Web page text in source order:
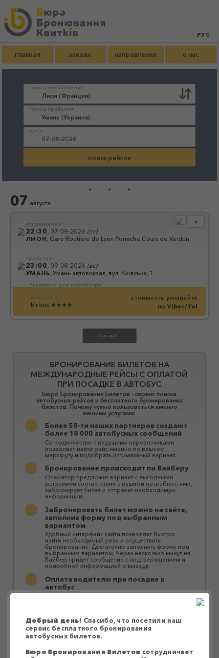
главная заказы направления о нас
город отправления:
город прибытия:
дата:
...
07 августа
▼
*нажмите для просмотра
отправление:
22:30 07-08-2026 (пт)
ЛИОН Gare Routière de Lyon Perrache Cours de Verdun
прибытие:
23:00 09-08-2026 (вс)
УМАНЬ Умань автовокзал, вул. Київська, 1
компания:
klr bus ★★★★
стоимость узнавайте
поViber/Tel
БРОНИРОВАНИЕ БИЛЕТОВ НА
МЕЖДУНАРОДНЫЕ РЕЙСЫ С ОПЛАТОЙ
ПРИ ПОСАДКЕ В АВТОБУС
Бюро Бронирования Билетов - сервис поиска
автобусных рейсов и бесплатного бронирования
билетов. Почему нужно пользоваться именно
нашими услугами:
Более 50-ти наших партнеров создают
более 18 000 автобусных сообщений
Сотрудничество с ведущими перевозчиками
позволяет найти рейс именно по вашему
маршруту и ​​подобрать оптимальный вариант.
Бронирование происходит по Вайберу
Оператор предложит вариант с выгодными
условиями соответствии с вашими потребностями,
забронирует билет и отправит необходимую
информацию.
Забронировать билет можно на сайте,
заполнив форму под выбранным
вариантом
Удобный интерфейс сайта позволяет быстро
найти необходимый рейс и осуществить
бронирование. Достаточно заполнить форму под
выбранным вариантом. Через несколько минут на
Вайбер придет сообщение с подтверждением и
подробной информацией о выезде.
Оплата водителю при посадке в
автобус
Перевозки осуществляются большими
комфортабельными автобусами
Наши партнеры предоставляют качественные и
надежные услуги перевозки без пересадок или с
Автобусы оснащены системами
Добрый день! Спасибо, что посетили наш
сервис бесплатного бронирования
автобусных билетов.
Бюро Бронирования Билетов сотрудничает